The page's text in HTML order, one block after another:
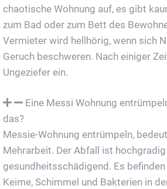
chaotische Wohnung auf, es gibt
zum Bad oder zum Bett des
Vermieter wird hellhörig, wenn sich
Geruch beschweren. Nach einiger
Ungeziefer ein.
Eine Messi Wohnung
das?
Messie-Wohnung entrümpeln,
Mehrarbeit. Der Abfall ist hochgradig
gesundheitsschädigend. Es
Keime, Schimmel und Bakterien in